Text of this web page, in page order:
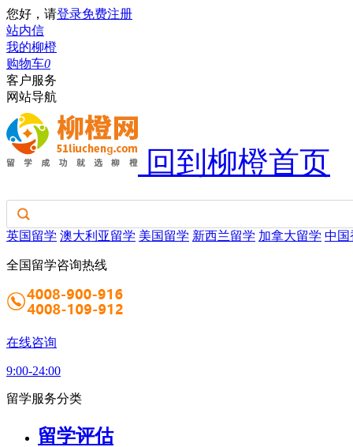
您好，请登录免费注册
站内信
我的柳橙
购物车0
客户服务
网站导航
回到柳橙首页
英国留学 澳大利亚留学 美国留学 新西兰留学 加拿大留学 中国
全国留学咨询热线
在线咨询
9:00-24:00
留学服务分类
留学评估